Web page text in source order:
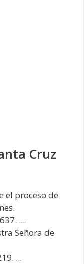
Cruz
el proceso de
...
Señora de
...